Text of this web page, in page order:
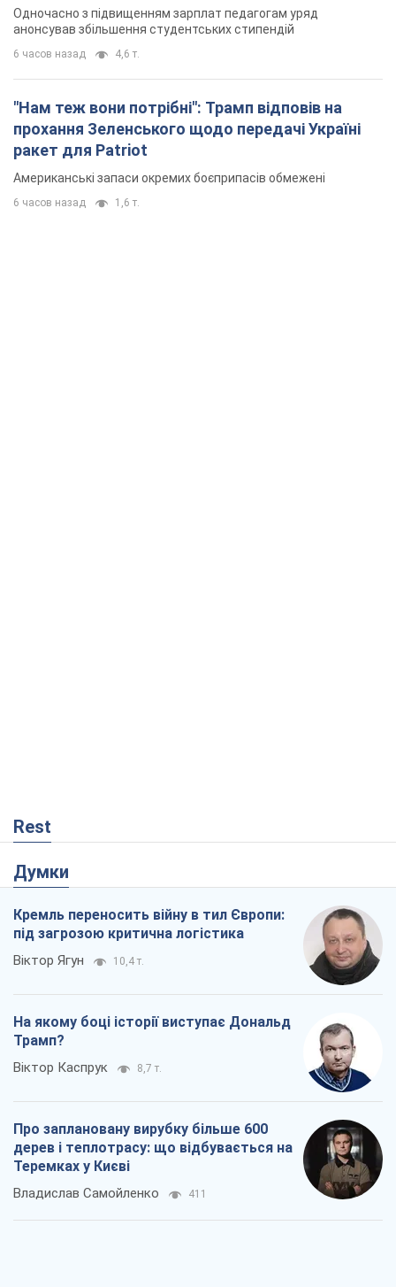
Одночасно з підвищенням зарплат педагогам уряд
анонсував збільшення студентських стипендій
6 часов назад 4,6 т.
"Нам теж вони потрібні": Трамп відповів на
прохання Зеленського щодо передачі Україні
ракет для Patriot
Американські запаси окремих боєприпасів обмежені
6 часов назад 1,6 т.
Rest
Думки
Кремль переносить війну в тил Європи:
під загрозою критична логістика
Віктор Ягун 10,4 т.
На якому боці історії виступає Дональд
Трамп?
Віктор Каспрук 8,7 т.
Про заплановану вирубку більше 600
дерев і теплотрасу: що відбувається на
Теремках у Києві
Владислав Самойленко 411